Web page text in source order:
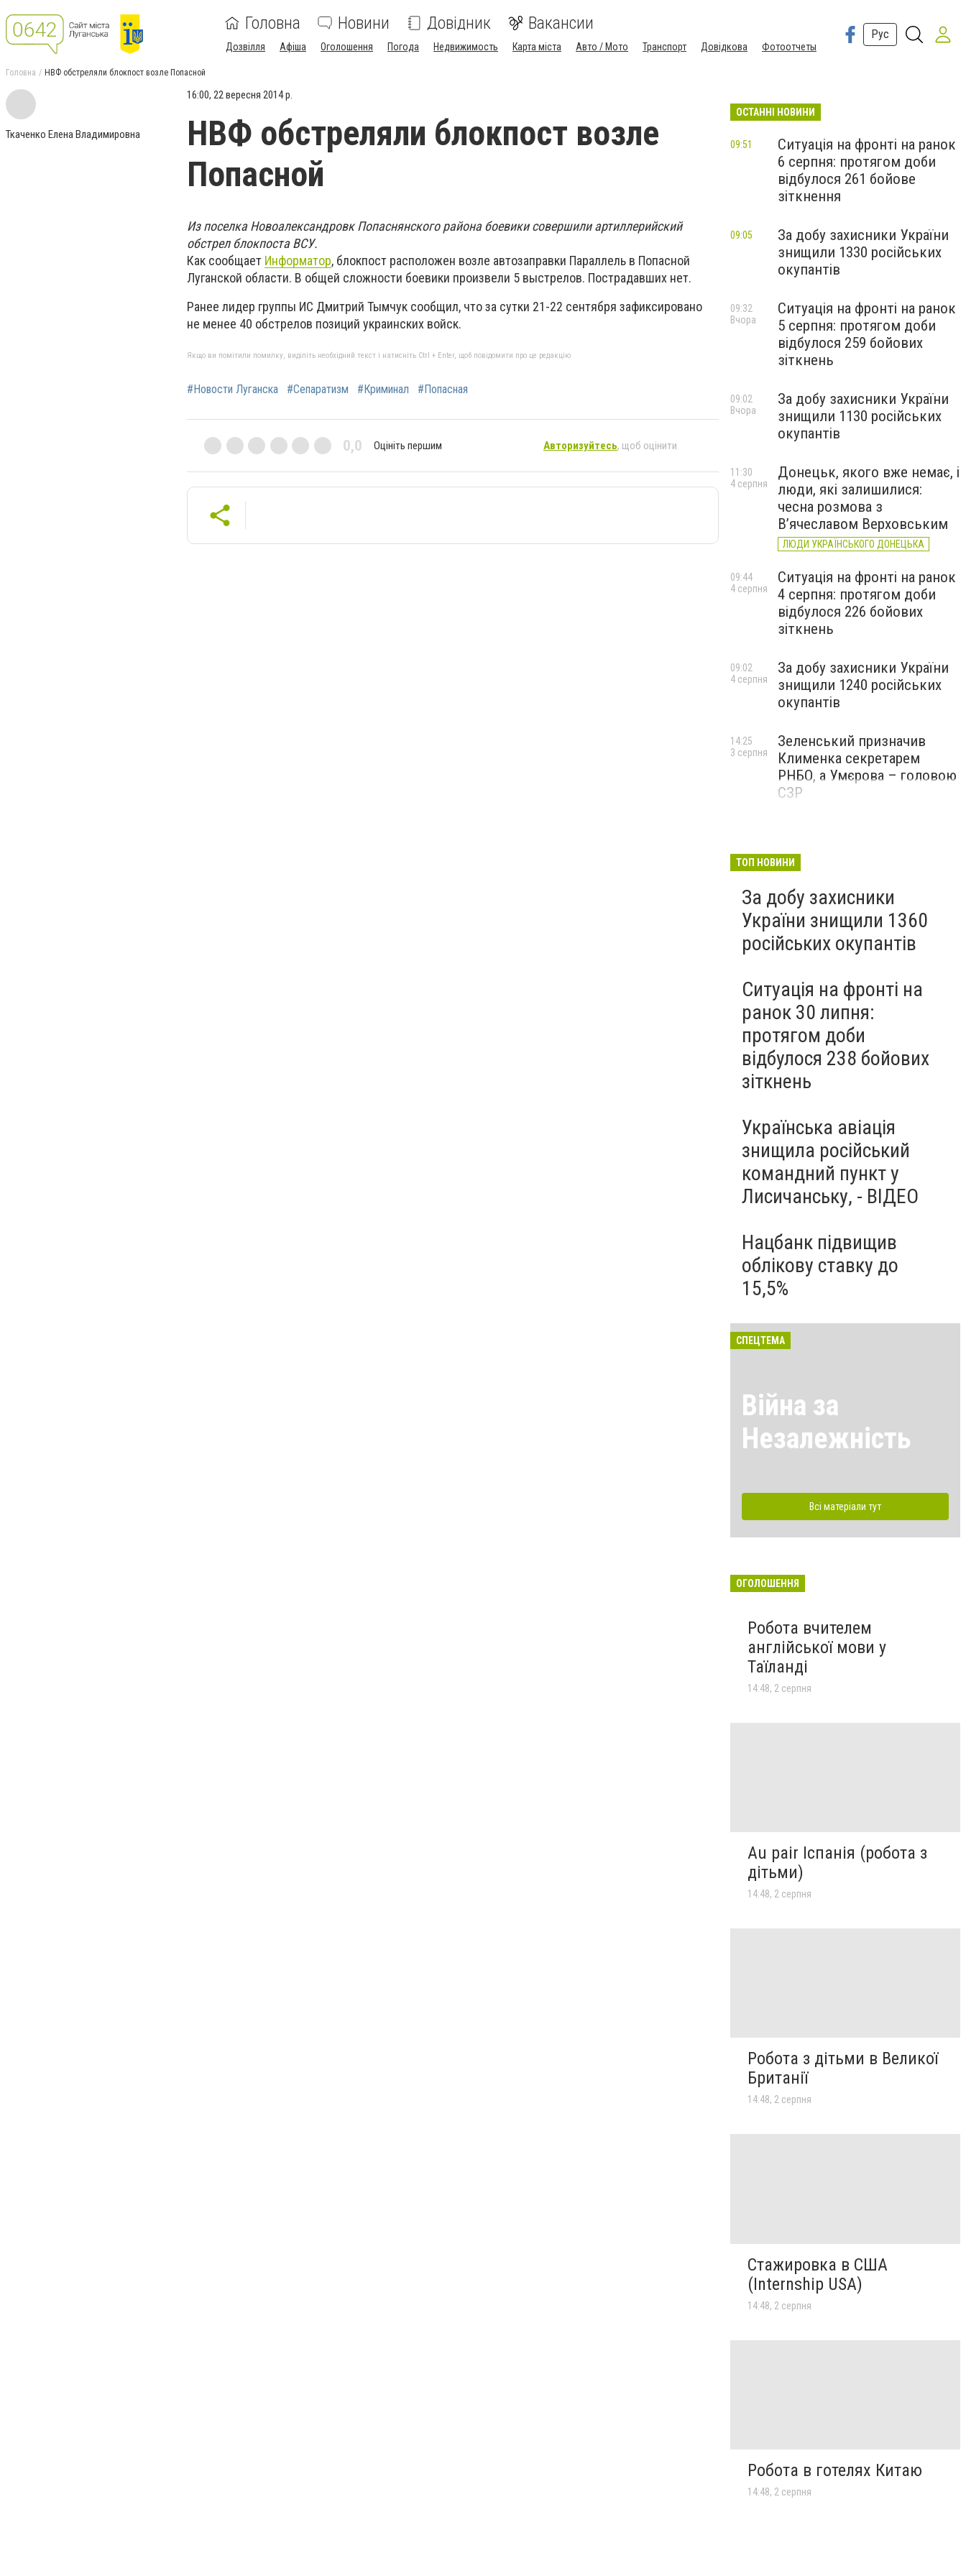
Головна Новини Довідник Вакансии
Дозвілля Афіша Оголошення Погода Недвижимость Карта міста Авто / Мото Транспорт Довідкова Фотоотчеты
Рус
Головна НВФ обстреляли блокпост возле Попасной
Ткаченко Елена Владимировна
16:00, 22 вересня 2014 р.
НВФ обстреляли блокпост возле
Попасной
Из поселка Новоалександровк Попаснянского района боевики совершили артиллерийский
обстрел блокпоста ВСУ.
Как сообщает Информатор, блокпост расположен возле автозаправки Параллель в Попасной
Луганской области. В общей сложности боевики произвели 5 выстрелов. Пострадавших нет.
Ранее лидер группы ИС Дмитрий Тымчук сообщил, что за сутки 21-22 сентября зафиксировано
не менее 40 обстрелов позиций украинских войск.
Якщо ви помітили помилку, виділіть необхідний текст і натисніть Ctrl + Enter, щоб повідомити про це редакцію
#Новости Луганска #Сепаратизм #Криминал #Попасная
0,0 Оцініть першим Авторизуйтесь, щоб оцінити
ОСТАННІ НОВИНИ
Ситуація на фронті на ранок
6 серпня: протягом доби
відбулося 261 бойове
зіткнення
09:51
За добу захисники України
знищили 1330 російських
окупантів
09:05
Ситуація на фронті на ранок
5 серпня: протягом доби
відбулося 259 бойових
зіткнень
09:32
Вчора
За добу захисники України
знищили 1130 російських
окупантів
09:02
Вчора
Донецьк, якого вже немає, і
люди, які залишилися:
чесна розмова з
В’ячеславом Верховським
ЛЮДИ УКРАЇНСЬКОГО ДОНЕЦЬКА
11:30
4 серпня
Ситуація на фронті на ранок
4 серпня: протягом доби
відбулося 226 бойових
зіткнень
09:44
4 серпня
За добу захисники України
знищили 1240 російських
окупантів
09:02
4 серпня
Зеленський призначив
Клименка секретарем
РНБО, а Умєрова – головою
СЗР
14:25
3 серпня
ТОП НОВИНИ
За добу захисники
України знищили 1360
російських окупантів
Ситуація на фронті на
ранок 30 липня:
протягом доби
відбулося 238 бойових
зіткнень
Українська авіація
знищила російський
командний пункт у
Лисичанську, - ВІДЕО
Нацбанк підвищив
облікову ставку до
15,5%
СПЕЦТЕМА
Війна за
Незалежність
Всі матеріали тут
ОГОЛОШЕННЯ
Робота вчителем
англійської мови у
Таїланді
14:48, 2 серпня
Au pair Іспанія (робота з
дітьми)
14:48, 2 серпня
Робота з дітьми в Великої
Британії
14:48, 2 серпня
Стажировка в США
(Internship USA)
14:48, 2 серпня
Робота в готелях Китаю
14:48, 2 серпня